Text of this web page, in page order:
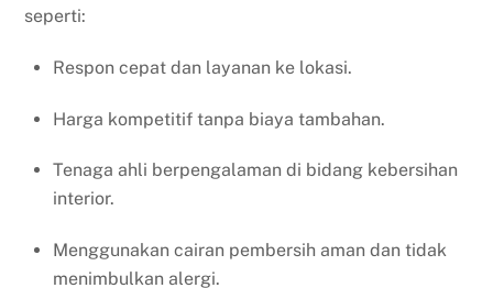
seperti:
Respon cepat dan layanan ke lokasi.
Harga kompetitif tanpa biaya tambahan.
Tenaga ahli berpengalaman di bidang kebersihan
interior.
Menggunakan cairan pembersih aman dan tidak
menimbulkan alergi.